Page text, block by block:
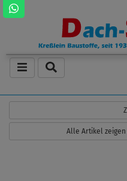
Alle Artikel zeigen